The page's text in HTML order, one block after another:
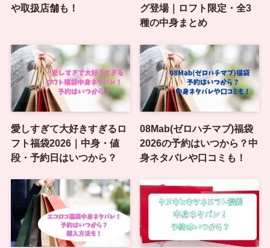
や取扱店舗も！
グ登場｜ロフト限定・全3
種の中身まとめ
愛しすぎて大好きすぎるロ
フト福袋2026｜中身・値
段・予約日はいつから？
08Mab(ゼロハチマブ)福袋
2026の予約はいつから？中
身ネタバレや口コミも！